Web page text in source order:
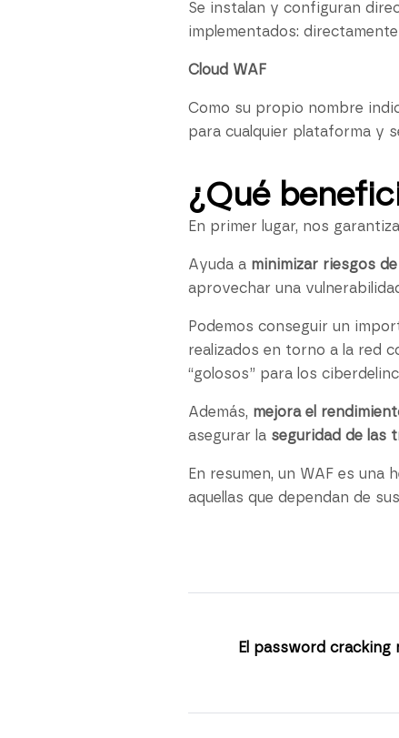
Se instalan y configuran
implementados:
Cloud WAF
Como su propio nombre
para cualquier plataforma y
¿Qué
En primer lugar, nos
Ayuda a minimizar riesgos
aprovechar una
Podemos conseguir un
realizados en torno a la red
“golosos” para los
Además, mejora el
asegurar la seguridad de las
En resumen, un WAF es
aquellas que dependan de
El password cracking